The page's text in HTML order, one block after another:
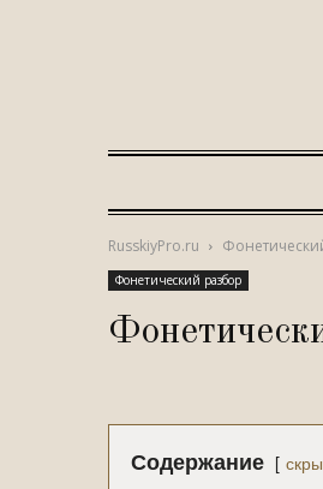
RusskiyPro.ru
Фонетический разбор
Содержание